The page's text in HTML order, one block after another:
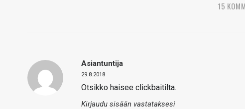
15
Asiantuntija
29.8.2018
Otsikko haisee clickbaitilta.
Kirjaudu sisään vastataksesi